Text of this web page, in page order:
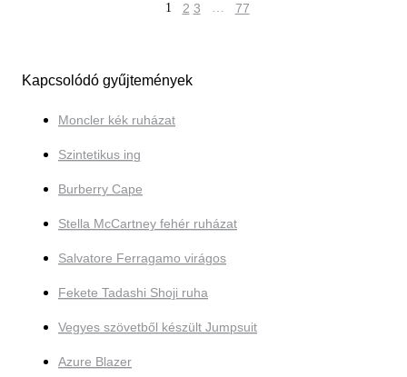
1 2 3 … 77
Kapcsolódó gyűjtemények
Moncler kék ruházat
Szintetikus ing
Burberry Cape
Stella McCartney fehér ruházat
Salvatore Ferragamo virágos
Fekete Tadashi Shoji ruha
Vegyes szövetből készült Jumpsuit
Azure Blazer